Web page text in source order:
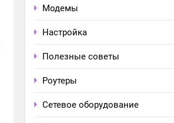
Модемы
Настройка
Полезные советы
Роутеры
Сетевое оборудование